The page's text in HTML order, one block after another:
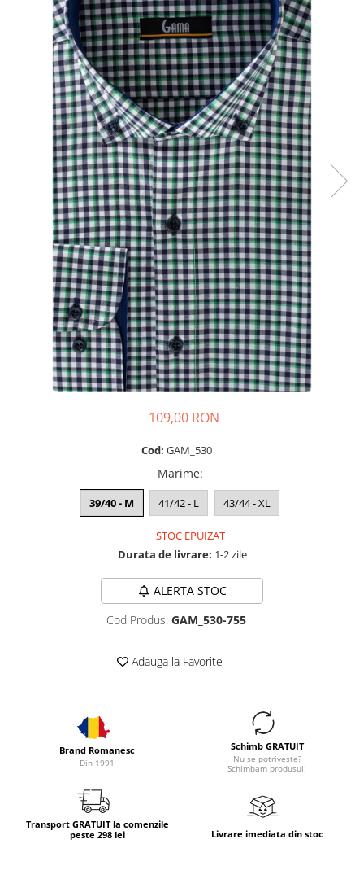
109,00 RON
Cod: GAM_530
Marime:
39/40 - M 41/42 - L 43/44 - XL
STOC EPUIZAT
Durata de livrare: 1-2 zile
ALERTA STOC
Cod Produs: GAM_530-755
Adauga la Favorite
Brand Romanesc
Din 1991
Schimb GRATUIT
Nu se potriveste?
Schimbam produsul!
Transport GRATUIT la comenzile
peste 298 lei
Livrare imediata din stoc